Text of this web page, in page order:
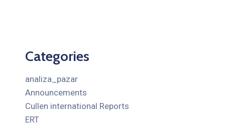
Categories
analiza_pazar
Announcements
Cullen international Reports
ERT